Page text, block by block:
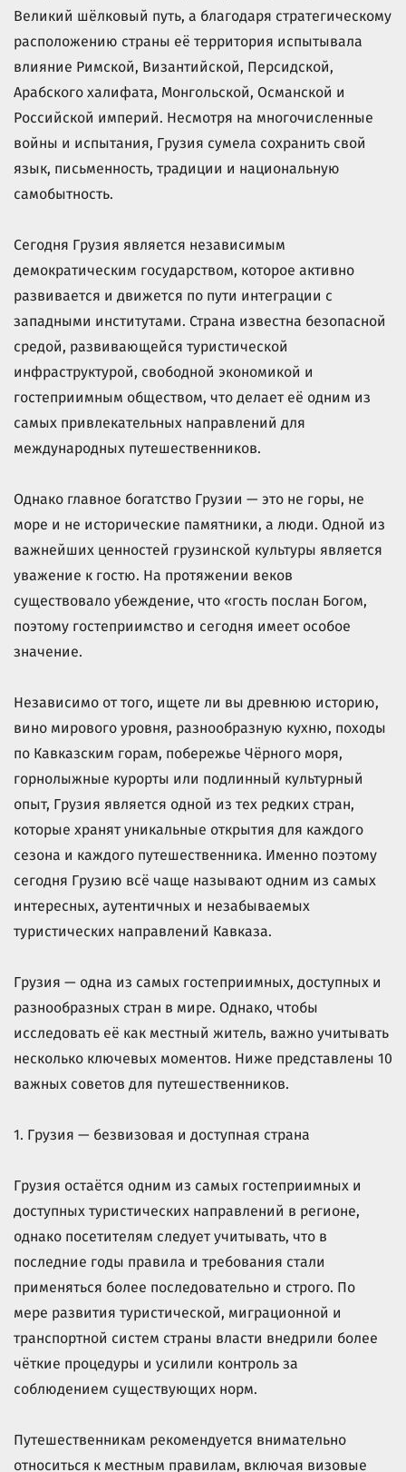
Великий шёлковый путь, а благодаря стратегическому
расположению страны её территория испытывала
влияние Римской, Византийской, Персидской,
Арабского халифата, Монгольской, Османской и
Российской империй. Несмотря на многочисленные
войны и испытания, Грузия сумела сохранить свой
язык, письменность, традиции и национальную
самобытность.
Сегодня Грузия является независимым
демократическим государством, которое активно
развивается и движется по пути интеграции с
западными институтами. Страна известна безопасной
средой, развивающейся туристической
инфраструктурой, свободной экономикой и
гостеприимным обществом, что делает её одним из
самых привлекательных направлений для
международных путешественников.
Однако главное богатство Грузии — это не горы, не
море и не исторические памятники, а люди. Одной из
важнейших ценностей грузинской культуры является
уважение к гостю. На протяжении веков
существовало убеждение, что «гость послан Богом,
поэтому гостеприимство и сегодня имеет особое
значение.
Независимо от того, ищете ли вы древнюю историю,
вино мирового уровня, разнообразную кухню, походы
по Кавказским горам, побережье Чёрного моря,
горнолыжные курорты или подлинный культурный
опыт, Грузия является одной из тех редких стран,
которые хранят уникальные открытия для каждого
сезона и каждого путешественника. Именно поэтому
сегодня Грузию всё чаще называют одним из самых
интересных, аутентичных и незабываемых
туристических направлений Кавказа.
Грузия — одна из самых гостеприимных, доступных и
разнообразных стран в мире. Однако, чтобы
исследовать её как местный житель, важно учитывать
несколько ключевых моментов. Ниже представлены 10
важных советов для путешественников.
1. Грузия — безвизовая и доступная страна
Грузия остаётся одним из самых гостеприимных и
доступных туристических направлений в регионе,
однако посетителям следует учитывать, что в
последние годы правила и требования стали
применяться более последовательно и строго. По
мере развития туристической, миграционной и
транспортной систем страны власти внедрили более
чёткие процедуры и усилили контроль за
соблюдением существующих норм.
Путешественникам рекомендуется внимательно
относиться к местным правилам, включая визовые